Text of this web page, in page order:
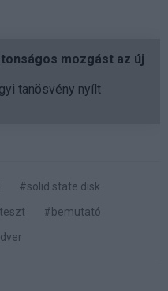
mozgást az új
tanösvény nyílt
#solid state disk
#bemutató